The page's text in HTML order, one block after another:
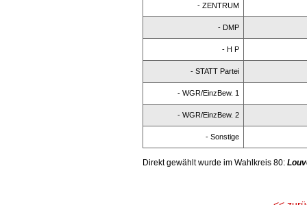
- ZENTRUM
- DMP
- H P
- STATT Partei
- WGR/EinzBew. 1
- WGR/EinzBew. 2
- Sonstige
Direkt gewählt wurde im Wahlkreis 80: